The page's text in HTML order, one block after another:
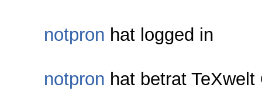
notpron hat logged in
notpron hat betrat